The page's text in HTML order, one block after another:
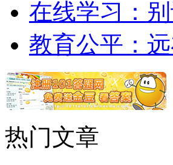
在线学习：
教育公平：
热门文章